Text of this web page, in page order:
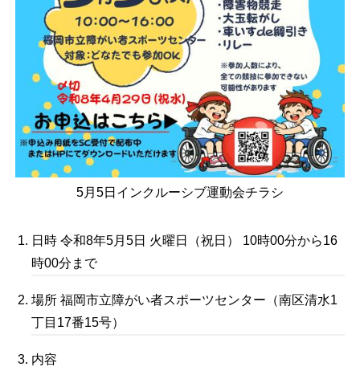
5月5日インクルーシブ運動会チラシ
日時 令和8年5月5日 火曜日（祝日） 10時00分から16
時00分まで
場所 福岡市立障がい者スポーツセンター（南区清水1
丁目17番15号）
内容